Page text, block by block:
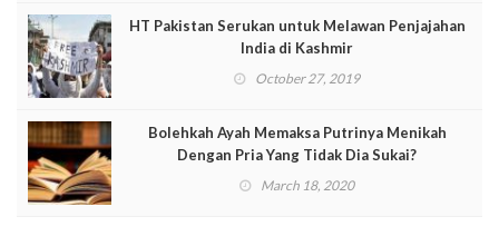
HT Pakistan Serukan untuk Melawan Penjajahan
India di Kashmir
October 27, 2019
Bolehkah Ayah Memaksa Putrinya Menikah
Dengan Pria Yang Tidak Dia Sukai?
March 18, 2020